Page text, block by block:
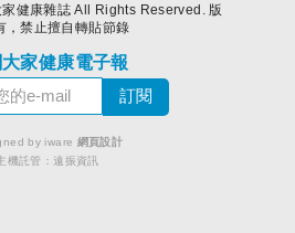
健康雜誌 All Rights Reserved. 版
，禁止擅自轉貼節錄
家健康電子報
by iware 網頁設計
機託管：遠振資訊